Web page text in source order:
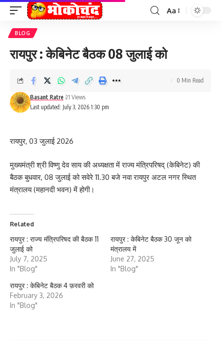
Font
Aa
BLOG
रायपुर : केबिनेट बैठक 08 जुलाई को
Last updated: July 3, 2026 1:30 pm
Basant Ratre 21 Views
0 Min Read
रायपुर, 03 जुलाई 2026
मुख्यमंत्री श्री विष्णु देव साय की अध्यक्षता में राज्य मंत्रिपरिषद् (केबिनेट) की
बैठक बुधवार, 08 जुलाई को सवेरे 11.30 बजे नवा रायपुर अटल नगर स्थित
मंत्रालय (महानदी भवन) में होगी।
Related
रायपुर : राज्य मंत्रिपरिषद की बैठक 11
जुलाई को
July 7, 2025
In "Blog"
रायपुर : केबिनेट बैठक 30 जून को
मंत्रालय में
June 27, 2025
In "Blog"
रायपुर : केबिनेट बैठक 4 फ़रवरी को
February 3, 2026
In "Blog"